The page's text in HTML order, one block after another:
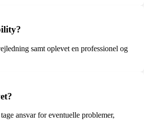
samt oplevet en professionel og
ansvar for eventuelle problemer,